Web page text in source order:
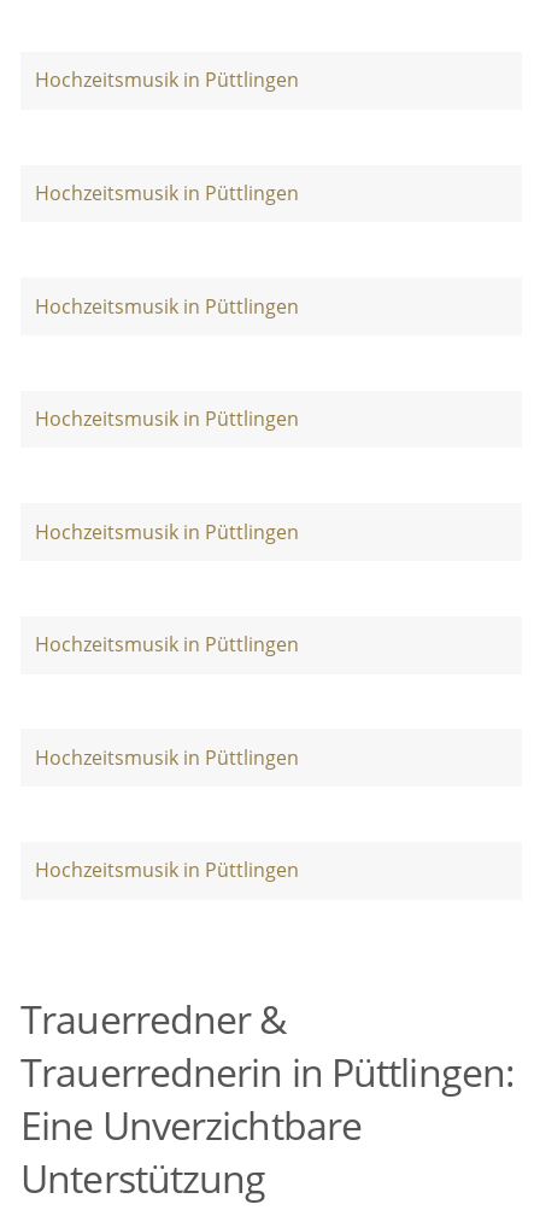
Hochzeitsmusik in Püttlingen
Hochzeitsmusik in Püttlingen
Hochzeitsmusik in Püttlingen
Hochzeitsmusik in Püttlingen
Hochzeitsmusik in Püttlingen
Hochzeitsmusik in Püttlingen
Hochzeitsmusik in Püttlingen
Hochzeitsmusik in Püttlingen
Trauerredner &
Trauerrednerin in Püttlingen:
Eine Unverzichtbare
Unterstützung